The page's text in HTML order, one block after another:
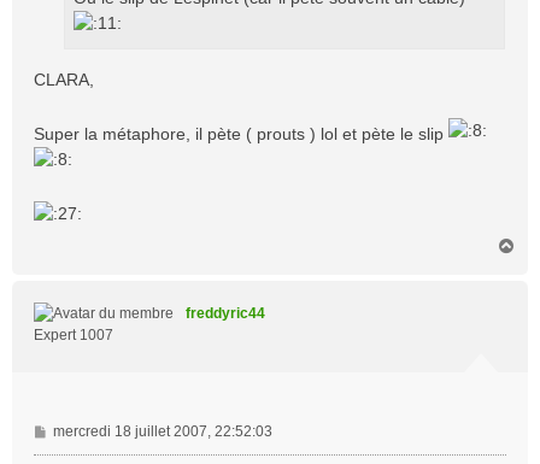
CLARA,
Super la métaphore, il pète ( prouts ) lol et pète le slip
freddyric44
Expert 1007
M
e
mercredi 18 juillet 2007, 22:52:03